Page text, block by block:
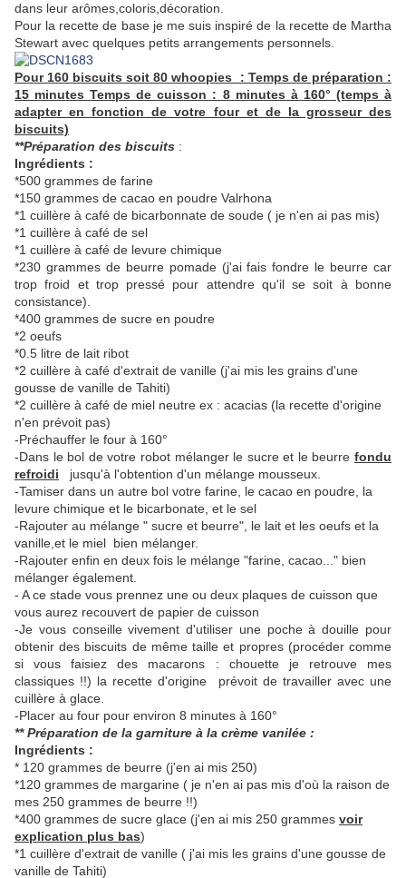
dans leur arômes,coloris,décoration.
Pour la recette de base je me suis inspiré de la recette de Martha
Stewart avec quelques petits arrangements personnels.
Pour 160 biscuits soit 80 whoopies : Temps de préparation :
15 minutes Temps de cuisson : 8 minutes à 160° (temps à
adapter en fonction de votre four et de la grosseur des
biscuits)
**Préparation des biscuits :
Ingrédients :
*500 grammes de farine
*150 grammes de cacao en poudre Valrhona
*1 cuillère à café de bicarbonnate de soude ( je n'en ai pas mis)
*1 cuillère à café de sel
*1 cuillère à café de levure chimique
*230 grammes de beurre pomade (j'ai fais fondre le beurre car
trop froid et trop pressé pour attendre qu'il se soit à bonne
consistance).
*400 grammes de sucre en poudre
*2 oeufs
*0.5 litre de lait ribot
*2 cuillère à café d'extrait de vanille (j'ai mis les grains d'une
gousse de vanille de Tahiti)
*2 cuillère à café de miel neutre ex : acacias (la recette d'origine
n'en prévoit pas)
-Préchauffer le four à 160°
-Dans le bol de votre robot mélanger le sucre et le beurre fondu
refroidi jusqu'à l'obtention d'un mélange mousseux.
-Tamiser dans un autre bol votre farine, le cacao en poudre, la
levure chimique et le bicarbonate, et le sel
-Rajouter au mélange " sucre et beurre", le lait et les oeufs et la
vanille,et le miel bien mélanger.
-Rajouter enfin en deux fois le mélange "farine, cacao..." bien
mélanger également.
- A ce stade vous prennez une ou deux plaques de cuisson que
vous aurez recouvert de papier de cuisson
-Je vous conseille vivement d'utiliser une poche à douille pour
obtenir des biscuits de même taille et propres (procéder comme
si vous faisiez des macarons : chouette je retrouve mes
classiques !!) la recette d'origine prévoit de travailler avec une
cuillère à glace.
-Placer au four pour environ 8 minutes à 160°
** Préparation de la garniture à la crème vanilée :
Ingrédients :
* 120 grammes de beurre (j'en ai mis 250)
*120 grammes de margarine ( je n'en ai pas mis d'où la raison de
mes 250 grammes de beurre !!)
*400 grammes de sucre glace (j'en ai mis 250 grammes voir
explication plus bas)
*1 cuillère d'extrait de vanille ( j'ai mis les grains d'une gousse de
vanille de Tahiti)